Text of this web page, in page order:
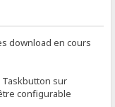
download en cours
Taskbutton sur
configurable